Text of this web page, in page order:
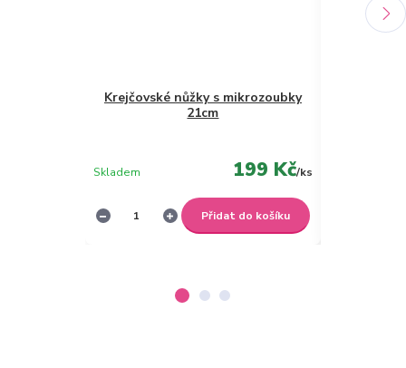
Krejčovské nůžky s mikrozoubky
21cm
199 Kč/ks
Skladem
Přidat do košíku